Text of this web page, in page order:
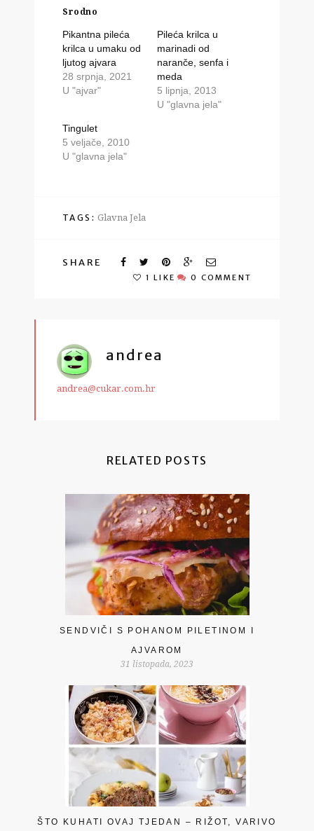
Srodno
Pikantna pileća
krilca u umaku od
ljutog ajvara
28 srpnja, 2021
U "ajvar"
Pileća krilca u
marinadi od
naranče, senfa i
meda
5 lipnja, 2013
U "glavna jela"
Tingulet
5 veljače, 2010
U "glavna jela"
TAGS: Glavna Jela
SHARE
1 LIKE 0 COMMENT
andrea
andrea@cukar.com.hr
RELATED POSTS
SENDVIČI S POHANOM PILETINOM I
AJVAROM
31 listopada, 2023
ŠTO KUHATI OVAJ TJEDAN – RIŽOT, VARIVO